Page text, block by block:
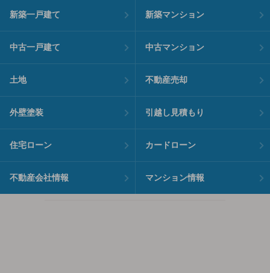
新築一戸建て 新築マンション
中古一戸建て 中古マンション
土地 不動産売却
外壁塗装 引越し見積もり
住宅ローン カードローン
不動産会社情報 マンション情報